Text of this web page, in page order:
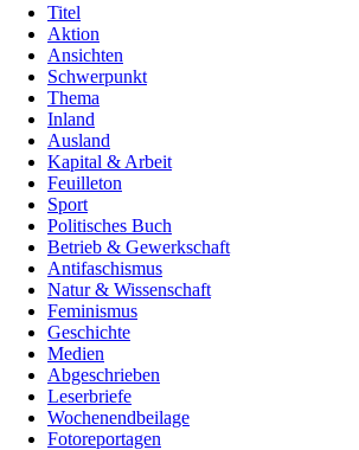
Titel
Aktion
Ansichten
Schwerpunkt
Thema
Inland
Ausland
Kapital & Arbeit
Feuilleton
Sport
Politisches Buch
Betrieb & Gewerkschaft
Antifaschismus
Natur & Wissenschaft
Feminismus
Geschichte
Medien
Abgeschrieben
Leserbriefe
Wochenendbeilage
Fotoreportagen